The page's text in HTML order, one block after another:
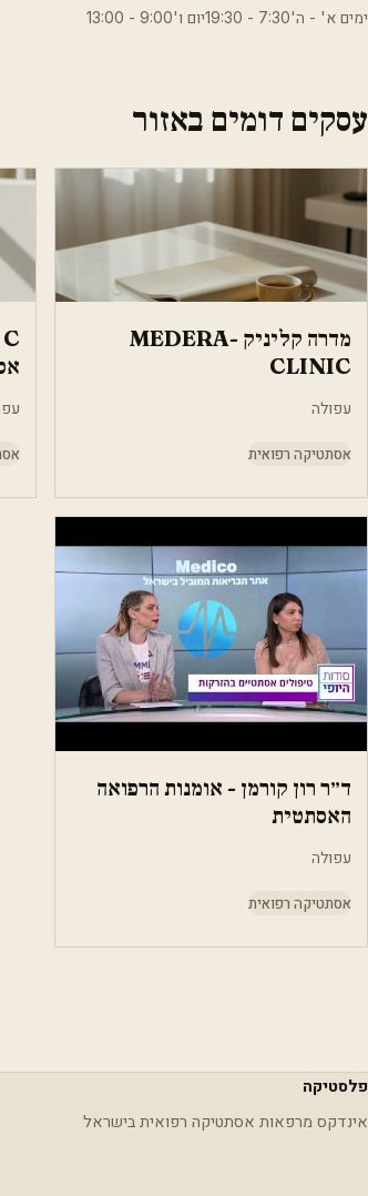
ימים א' - ה'7:30 - 19:30יום ו'9:00 - 13:00
עסקים דומים באזור
מדרה קליניק -MEDERA
CLINIC
עפולה
אסתטיקה רפואית
ד״ר רון קורמן - אומנות הרפואה
האסתטית
עפולה
אסתטיקה רפואית
פלסטיקה
אינדקס מרפאות אסתטיקה רפואית בישראל